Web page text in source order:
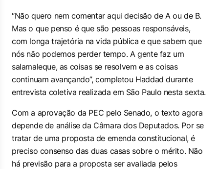
“Não quero nem comentar aqui decisão de A ou de B.
Mas o que penso é que são pessoas responsáveis,
com longa trajetória na vida pública e que sabem que
nós não podemos perder tempo. A gente faz um
salamaleque, as coisas se resolvem e as coisas
continuam avançando”, completou Haddad durante
entrevista coletiva realizada em São Paulo nesta sexta.
Com a aprovação da PEC pelo Senado, o texto agora
depende de análise da Câmara dos Deputados. Por se
tratar de uma proposta de emenda constitucional, é
preciso consenso das duas casas sobre o mérito. Não
há previsão para a proposta ser avaliada pelos